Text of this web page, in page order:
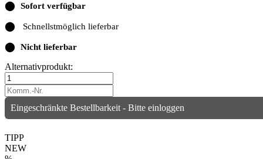
⬤ Sofort verfügbar
⬤ Schnellstmöglich lieferbar
⬤ Nicht lieferbar
Alternativprodukt:
Eingeschränkte Bestellbarkeit - Bitte einloggen
TIPP
NEW